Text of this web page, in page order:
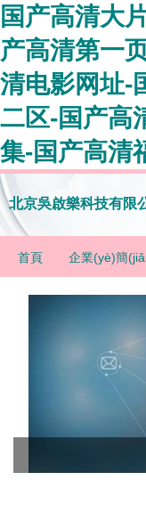
国产高清大
产高清第一
清电影网址-
二区-国产高
集-国产高清
北京吳啟樂科技有限
首頁 企業(yè)簡